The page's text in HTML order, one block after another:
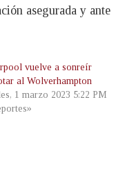
asegurada y ante
vuelve a sonreír
al Wolverhampton
1 marzo 2023 5:22 PM